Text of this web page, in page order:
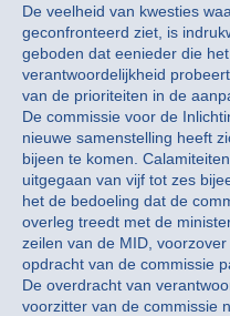
De veelheid van kwesties
geconfronteerd ziet, is
geboden dat eenieder die
verantwoordelijkheid
van de prioriteiten in de
De commissie voor de
nieuwe samenstelling heeft
bijeen te komen.
uitgegaan van vijf tot zes
het de bedoeling dat de
overleg treedt met de
zeilen van de MID,
opdracht van de commissie
De overdracht van
voorzitter van de commissie